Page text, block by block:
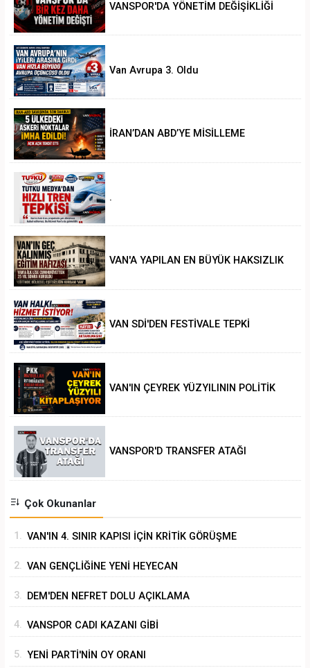
VANSPOR'DA YÖNETİM DEĞİŞİKLİĞİ
Van Avrupa 3. Oldu
İRAN’DAN ABD’YE MİSİLLEME
.
VAN'A YAPILAN EN BÜYÜK HAKSIZLIK
VAN SDİ'DEN FESTİVALE TEPKİ
VAN'IN ÇEYREK YÜZYILININ POLİTİK
VANSPOR'D TRANSFER ATAĞI
Çok Okunanlar
1. VAN'IN 4. SINIR KAPISI İÇİN KRİTİK GÖRÜŞME
2. VAN GENÇLİĞİNE YENİ HEYECAN
3. DEM'DEN NEFRET DOLU AÇIKLAMA
4. VANSPOR CADI KAZANI GİBİ
5. YENİ PARTİ'NİN OY ORANI